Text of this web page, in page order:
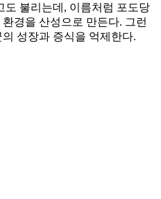
도 불리는데, 이름처럼 포도당
경을 산성으로 만든다. 그런
성장과 증식을 억제한다.